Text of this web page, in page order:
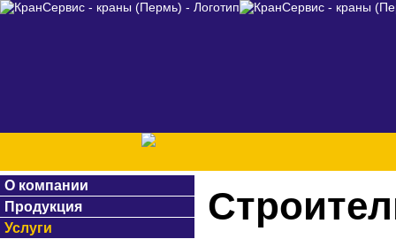
О компании
Продукция
Услуги